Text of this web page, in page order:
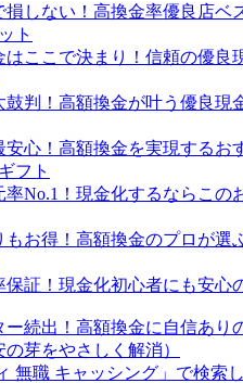
損しない！高換金率優良店ベ
ト
はここで決まり！信頼の優良
鼓判！高額換金が叶う優良現
安心！高額換金を実現するお
フト
率No.1！現金化するならこの
もお得！高額換金のプロが選
保証！現金化初心者にも安心
ー続出！高額換金に自信あり
芽をやさしく解消）
無職 キャッシング」で検索